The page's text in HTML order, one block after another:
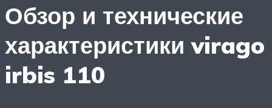
Обзор и технические
характеристики virago
irbis 110